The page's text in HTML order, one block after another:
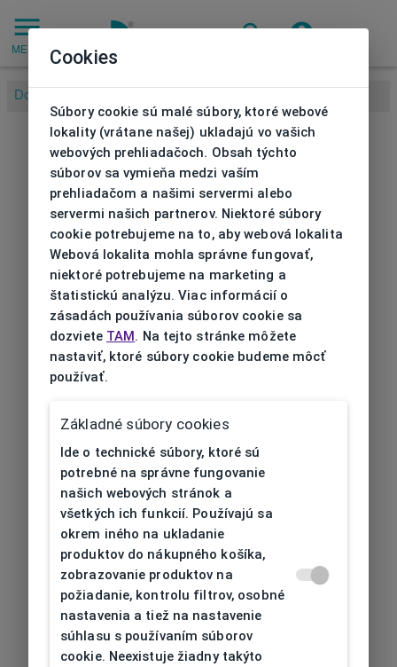
MENU
Domov
Cookies
Súbory cookie sú malé súbory, ktoré webové
lokality (vrátane našej) ukladajú vo vašich
webových prehliadačoch. Obsah týchto
súborov sa vymieňa medzi vaším
prehliadačom a našimi servermi alebo
servermi našich partnerov. Niektoré súbory
cookie potrebujeme na to, aby webová lokalita
Webová lokalita mohla správne fungovať,
niektoré potrebujeme na marketing a
štatistickú analýzu. Viac informácií o
zásadách používania súborov cookie sa
dozviete TAM. Na tejto stránke môžete
nastaviť, ktoré súbory cookie budeme môcť
používať.
Základné súbory cookies
Ide o technické súbory, ktoré sú
potrebné na správne fungovanie
našich webových stránok a
všetkých ich funkcií. Používajú sa
okrem iného na ukladanie
produktov do nákupného košíka,
zobrazovanie produktov na
požiadanie, kontrolu filtrov, osobné
nastavenia a tiež na nastavenie
súhlasu s používaním súborov
cookie. Neexistuje žiadny takýto